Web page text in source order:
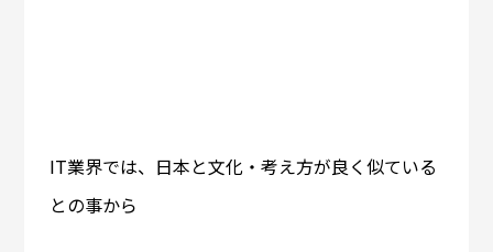
IT業界では、日本と文化・考え方が良く似ている
との事から